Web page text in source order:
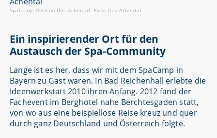
SpaCamp 2023 im Das Achental. Foto: Das Achental
Ein inspirierender Ort für den
Austausch der Spa-Community
Lange ist es her, dass wir mit dem SpaCamp in
Bayern zu Gast waren. In Bad Reichenhall erlebte die
Ideenwerkstatt 2010 ihren Anfang. 2012 fand der
Fachevent im Berghotel nahe Berchtesgaden statt,
von wo aus eine beispiellose Reise kreuz und quer
durch ganz Deutschland und Österreich folgte.